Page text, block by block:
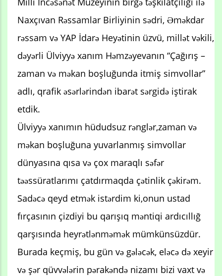
Naxçıvan Rəssamlar Birliyinin sədri, Əməkdar
rəssam və YAP İdarə Heyətinin üzvü, millət vəkili,
dəyərli Ülviyyə xanım Həmzəyevanın “Çağırış –
zaman və məkan boşluğunda itmiş simvollar”
adlı, qrafik əsərlərindən ibarət sərgidə iştirak
etdik.
Ülviyyə xanımın hüdudsuz rənglər,zaman və
məkan boşluğuna yuvarlanmış simvollar
dünyasına qısa və çox maraqlı səfər
təəssüratlarımı çatdırmaqda çətinlik çəkirəm.
Sadəcə qeyd etmək istərdim ki,onun ustad
fırçasının çizdiyi bu qarışıq məntiqi ardıcıllığ
qarşısında heyrətlənməmək mümkünsüzdür.
Burada keçmiş, bu gün və gələcək, eləcə də xeyir
və şər qüvvələrin pərakəndə nizamı bizi vaxt və